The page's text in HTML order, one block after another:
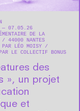
— 07.05.26
DE LA
44000 NANTES
PAR LÉO MOISY
LE COLLECTIF BONUS
des
», un projet
et